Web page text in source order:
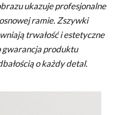
ukazuje profesjonalne
ramie. Zszywki
trwałość i estetyczne
gwarancja produktu
o każdy detal.